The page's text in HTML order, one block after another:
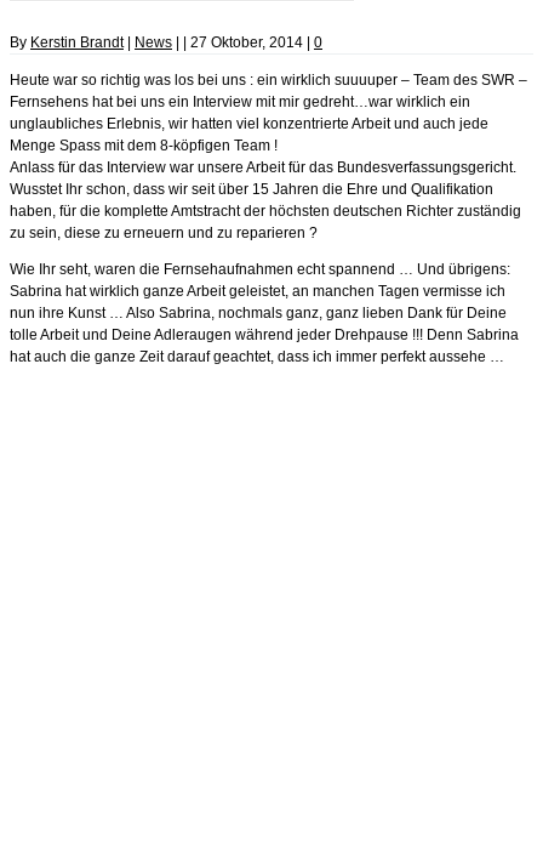
By Kerstin Brandt| News | 27 Oktober, 2014 | 0
Heute war so richtig was los bei uns : ein wirklich suuuuper – Team des SWR –
Fernsehens hat bei uns ein Interview mit mir gedreht…war wirklich ein
unglaubliches Erlebnis, wir hatten viel konzentrierte Arbeit und auch jede
Menge Spass mit dem 8-köpfigen Team !
Anlass für das Interview war unsere Arbeit für das Bundesverfassungsgericht.
Wusstet Ihr schon, dass wir seit über 15 Jahren die Ehre und Qualifikation
haben, für die komplette Amtstracht der höchsten deutschen Richter zuständig
zu sein, diese zu erneuern und zu reparieren ?
Wie Ihr seht, waren die Fernsehaufnahmen echt spannend … Und übrigens:
Sabrina hat wirklich ganze Arbeit geleistet, an manchen Tagen vermisse ich
nun ihre Kunst … Also Sabrina, nochmals ganz, ganz lieben Dank für Deine
tolle Arbeit und Deine Adleraugen während jeder Drehpause !!! Denn Sabrina
hat auch die ganze Zeit darauf geachtet, dass ich immer perfekt aussehe …